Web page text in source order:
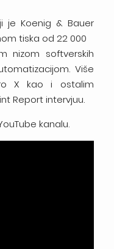
je Koenig & Bauer
tiska od 22 000
nizom softverskih
Više
X kao i ostalim
Report intervjuu.
kanalu.